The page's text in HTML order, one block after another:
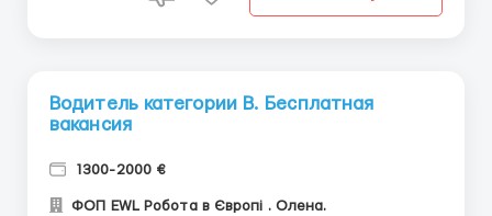
Водитель категории В. Бесплатная
вакансия
1300-2000 €
ФОП EWL Робота в Європі . Олена.